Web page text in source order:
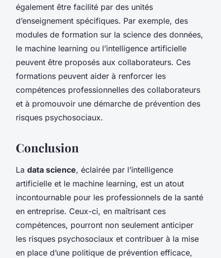
également être facilité par des unités
d’enseignement spécifiques. Par exemple, des
modules de formation sur la science des données,
le machine learning ou l’intelligence artificielle
peuvent être proposés aux collaborateurs. Ces
formations peuvent aider à renforcer les
compétences professionnelles des collaborateurs
et à promouvoir une démarche de prévention des
risques psychosociaux.
Conclusion
La data science, éclairée par l’intelligence
artificielle et le machine learning, est un atout
incontournable pour les professionnels de la santé
en entreprise. Ceux-ci, en maîtrisant ces
compétences, pourront non seulement anticiper
les risques psychosociaux et contribuer à la mise
en place d’une politique de prévention efficace,